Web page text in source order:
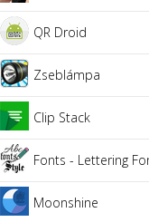
QR Droid
Zseblámpa
Clip Stack
Fonts - Lettering
Moonshine